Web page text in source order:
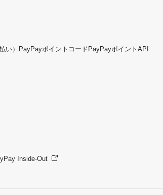
い） PayPayポイントコード PayPayポイントAPI
Inside-Out